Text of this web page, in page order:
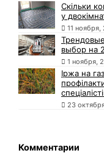
Скільки
у
11 ноября,
выбор на
1 ноября,
Іржа на
23
Комментарии